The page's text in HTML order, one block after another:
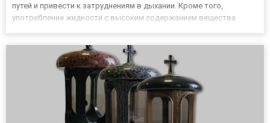
путей и привести к затруднениям в дыхании. Кроме того,
употребление жидкости с высоким содержанием вещества
воду и уберечь свое хорошее самочу...